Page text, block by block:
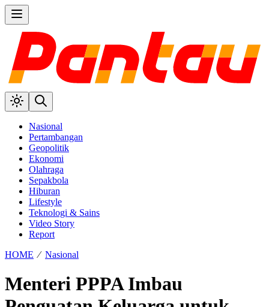
Nasional
Pertambangan
Geopolitik
Ekonomi
Olahraga
Sepakbola
Hiburan
Lifestyle
Teknologi & Sains
Video Story
Report
HOME ⁄ Nasional
Menteri PPPA Imbau